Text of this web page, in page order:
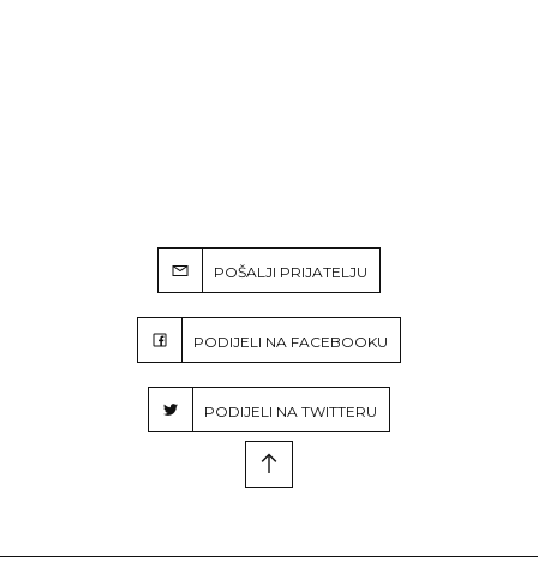
POŠALJI PRIJATELJU
PODIJELI NA FACEBOOKU
PODIJELI NA TWITTERU